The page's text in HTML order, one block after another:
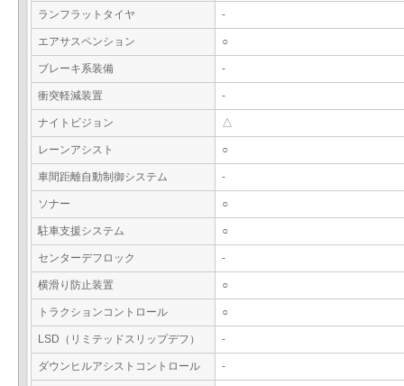
ランフラットタイヤ -
エアサスペンション ○
ブレーキ系装備 -
衝突軽減装置 -
ナイトビジョン △
レーンアシスト ○
車間距離自動制御システム -
ソナー ○
駐車支援システム ○
センターデフロック -
横滑り防止装置 ○
トラクションコントロール ○
LSD（リミテッドスリップデフ） -
ダウンヒルアシストコントロール -